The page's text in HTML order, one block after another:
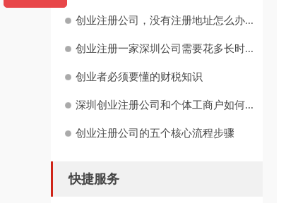
创业注册公司，没有注册地址怎么办...
创业注册一家深圳公司需要花多长时...
创业者必须要懂的财税知识
深圳创业注册公司和个体工商户如何...
创业注册公司的五个核心流程步骤
快捷服务